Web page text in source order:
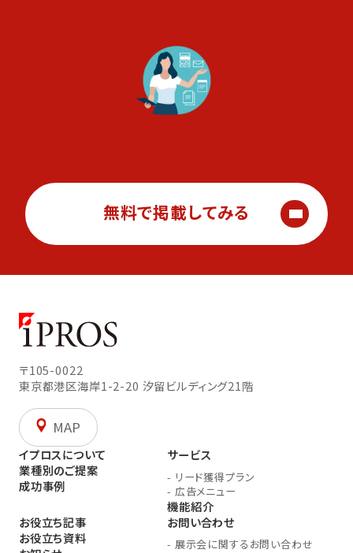
無料で掲載してみる
〒105-0022
東京都港区海岸1-2-20 汐留ビルディング21階
MAP
イプロスについて
業種別のご提案
成功事例
サービス
- リード獲得プラン
- 広告メニュー
機能紹介
お役立ち記事
お役立ち資料
お問い合わせ
- 展示会に関するお問い合わせ